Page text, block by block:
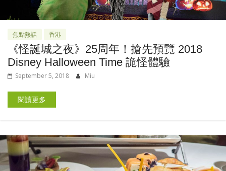
焦點熱話 香港
《怪誕城之夜》25周年！搶先預覽 2018
Disney Halloween Time 詭怪體驗
September 5, 2018 Miu
閱讀更多